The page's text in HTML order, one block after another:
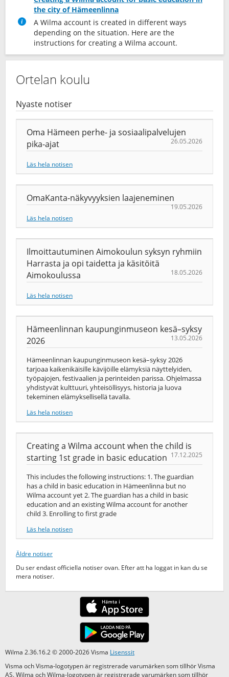
the city of Hämeenlinna
A Wilma account is created in different ways
depending on the situation. Here are the
instructions for creating a Wilma account.
Ortelan koulu
Nyaste notiser
Oma Hämeen perhe- ja sosiaalipalvelujen
pika-ajat
26.05.2026
Läs hela notisen
OmaKanta-näkyvyyksien laajeneminen
19.05.2026
Läs hela notisen
Ilmoittautuminen Aimokoulun syksyn ryhmiin
Harrasta ja opi taidetta ja käsitöitä
Aimokoulussa
18.05.2026
Läs hela notisen
Hämeenlinnan kaupunginmuseon kesä–syksy
2026
13.05.2026
Hämeenlinnan kaupunginmuseon kesä–syksy 2026
tarjoaa kaikenikäisille kävijöille elämyksiä näyttelyiden,
työpajojen, festivaalien ja perinteiden parissa. Ohjelmassa
yhdistyvät kulttuuri, yhteisöllisyys, historia ja luova
tekeminen elämyksellisellä tavalla.
Läs hela notisen
Creating a Wilma account when the child is
starting 1st grade in basic education 17.12.2025
This includes the following instructions: 1. The guardian
has a child in basic education in Hämeenlinna but no
Wilma account yet 2. The guardian has a child in basic
education and an existing Wilma account for another
child 3. Enrolling to first grade
Läs hela notisen
Äldre notiser
Du ser endast officiella notiser ovan. Efter att ha loggat in kan du se
mera notiser.
Wilma 2.36.16.2 © 2000-2026 Visma Lisenssit
Visma och Visma-logotypen är registrerade varumärken som tillhör Visma
AS. Wilma och Wilma-logotypen är registrerade varumärken som tillhör